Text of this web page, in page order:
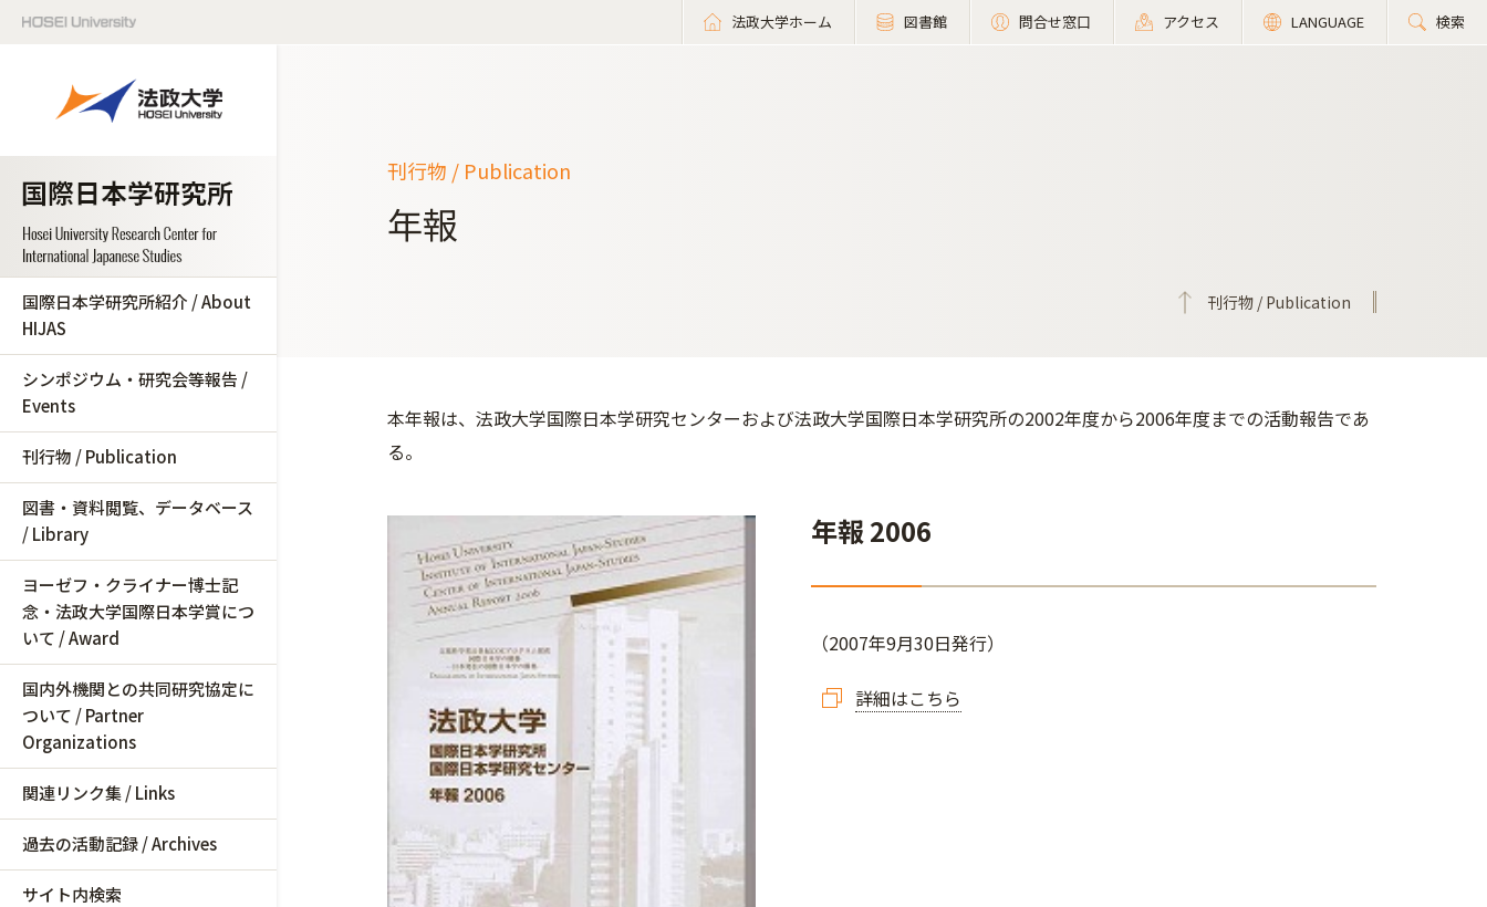
法政大学ホーム 図書館 問合せ窓口 アクセス LANGUAGE 検索
国際日本学研究所紹介 / About
HIJAS
シンポジウム・研究会等報告 /
Events
刊行物 / Publication
図書・資料閲覧、データベース
/ Library
ヨーゼフ・クライナー博士記
念・法政大学国際日本学賞につ
いて / Award
国内外機関との共同研究協定に
ついて / Partner
Organizations
関連リンク集 / Links
過去の活動記録 / Archives
サイト内検索
刊行物 / Publication
年報
刊行物 / Publication
本年報は、法政大学国際日本学研究センターおよび法政大学国際日本学研究所の2002年度から2006年度までの活動報告であ
る。
年報 2006
（2007年9月30日発行）
詳細はこちら